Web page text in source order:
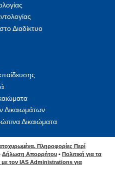
Διαδίκτυο
Δικαιωμάτων
Δικαιώματα
Πληροφορίες Περί
Δήλωση Απορρήτου • Πολιτική για τα
τον IAS Administrations για